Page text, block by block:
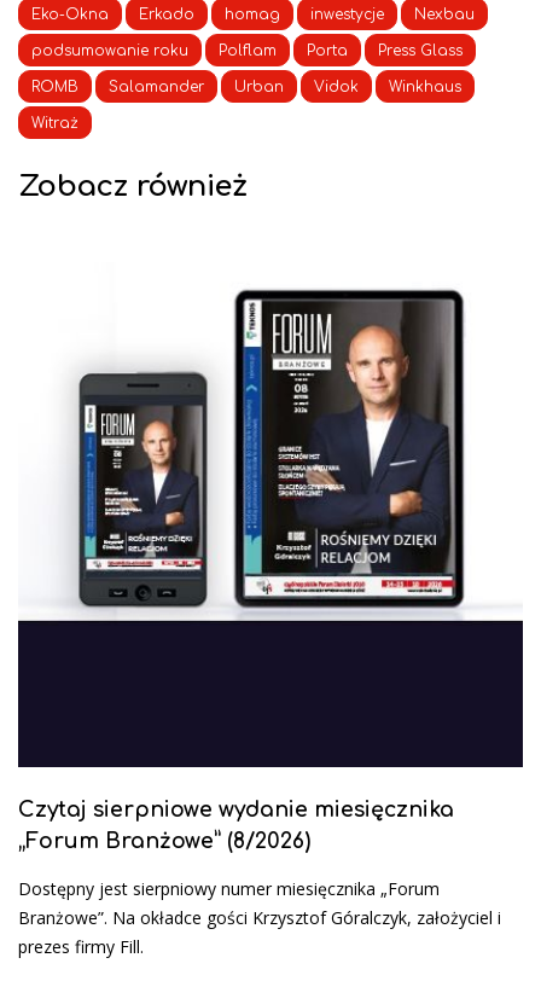
Eko-Okna Erkado homag inwestycje Nexbau
podsumowanie roku Polflam Porta Press Glass
ROMB Salamander Urban Vidok Winkhaus
Witraż
Zobacz również
Czytaj sierpniowe wydanie miesięcznika
„Forum Branżowe” (8/2026)
Dostępny jest sierpniowy numer miesięcznika „Forum
Branżowe”. Na okładce gości Krzysztof Góralczyk, założyciel i
prezes firmy Fill.